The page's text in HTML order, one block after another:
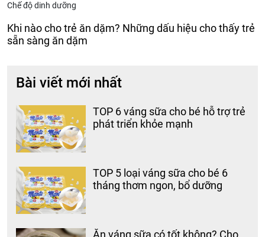
Chế độ dinh dưỡng
Khi nào cho trẻ ăn dặm? Những dấu hiệu cho thấy trẻ
sẵn sàng ăn dặm
Bài viết mới nhất
TOP 6 váng sữa cho bé hỗ trợ trẻ
phát triển khỏe mạnh
TOP 5 loại váng sữa cho bé 6
tháng thơm ngon, bổ dưỡng
Ăn váng sữa có tốt không? Cho